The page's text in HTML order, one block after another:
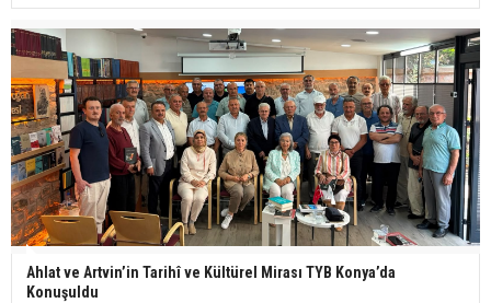
Ahlat ve Artvin’in Tarihî ve Kültürel Mirası TYB Konya’da
Konuşuldu